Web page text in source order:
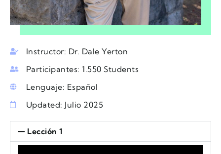
Lección 1
Instructor: Dr. Dale Yerton
Participantes: 1.550 Students
Lenguaje: Español
Updated: Julio 2025